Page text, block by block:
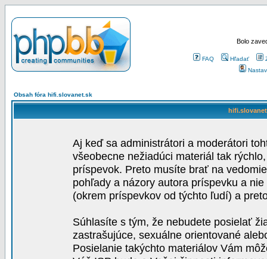
Bolo
FAQ Hľadať
Obsah fóra hifi.slovanet.sk
Aj keď sa administrátori a moderátori
všeobecne nežiadúci materiál tak
príspevok. Preto musíte brať na
pohľady a názory autora príspevku a
(okrem príspevkov od týchto ľudí) a
Súhlasíte s tým, že nebudete posielať
zastrašujúce, sexuálne orientované
Posielanie takýchto materiálov Vám